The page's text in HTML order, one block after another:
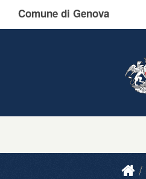
Comune di Genova